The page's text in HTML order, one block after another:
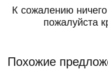
К сожалению
пожалуйста
Похожие